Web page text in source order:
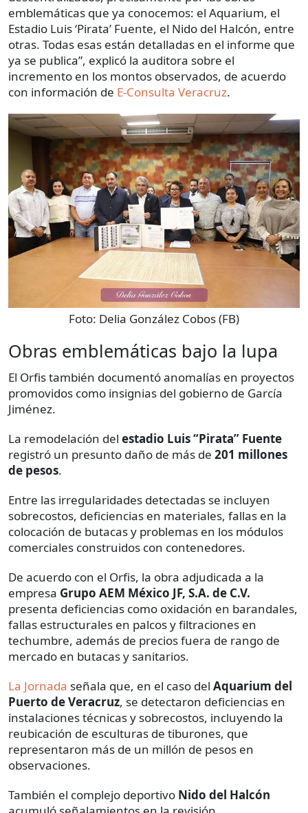
emblemáticas que ya conocemos: el Aquarium, el
Estadio Luis ‘Pirata’ Fuente, el Nido del Halcón, entre
otras. Todas esas están detalladas en el informe que
ya se publica”, explicó la auditora sobre el
incremento en los montos observados, de acuerdo
con información de E-Consulta Veracruz.
Foto: Delia González Cobos (FB)
Obras emblemáticas bajo la lupa
El Orfis también documentó anomalías en proyectos
promovidos como insignias del gobierno de García
Jiménez.
La remodelación del estadio Luis “Pirata” Fuente
registró un presunto daño de más de 201 millones
de pesos.
Entre las irregularidades detectadas se incluyen
sobrecostos, deficiencias en materiales, fallas en la
colocación de butacas y problemas en los módulos
comerciales construidos con contenedores.
De acuerdo con el Orfis, la obra adjudicada a la
empresa Grupo AEM México JF, S.A. de C.V.
presenta deficiencias como oxidación en barandales,
fallas estructurales en palcos y filtraciones en
techumbre, además de precios fuera de rango de
mercado en butacas y sanitarios.
La Jornada señala que, en el caso del Aquarium del
Puerto de Veracruz, se detectaron deficiencias en
instalaciones técnicas y sobrecostos, incluyendo la
reubicación de esculturas de tiburones, que
representaron más de un millón de pesos en
observaciones.
También el complejo deportivo Nido del Halcón